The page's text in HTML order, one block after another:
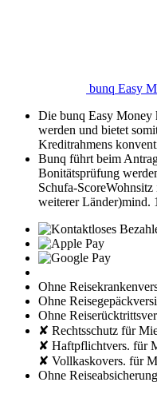
bunq Easy
Die bunq Easy Money
werden und bietet
Kreditrahmens
Bunq führt beim
Bonitätsprüfung
Schufa-ScoreWohnsitz
weiterer Länder)mind.
Ohne
Ohne
Ohne
✘ Rechtsschutz für
✘ Haftpflichtvers. für
✘ Vollkaskovers. für
Ohne